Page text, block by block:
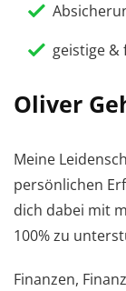
geistige &
Oliver
Meine
persönlichen
dich dabei mit
100% zu
Finanzen,